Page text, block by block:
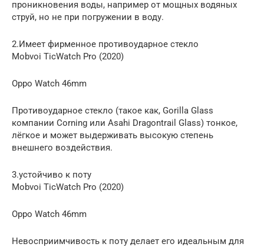
проникновения воды, например от мощных водяных
струй, но не при погружении в воду.
2.Имеет фирменное противоударное стекло
Mobvoi TicWatch Pro (2020)
Oppo Watch 46mm
Противоударное стекло (такое как, Gorilla Glass
компании Corning или Asahi Dragontrail Glass) тонкое,
лёгкое и может выдерживать высокую степень
внешнего воздействия.
3.устойчиво к поту
Mobvoi TicWatch Pro (2020)
Oppo Watch 46mm
Невосприимчивость к поту делает его идеальным для